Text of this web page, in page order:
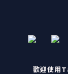
歡迎使用